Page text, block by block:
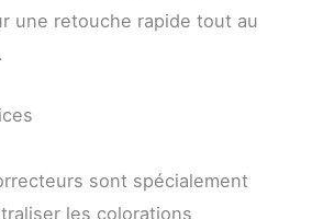
une retouche rapide tout au
sont spécialement
les colorations